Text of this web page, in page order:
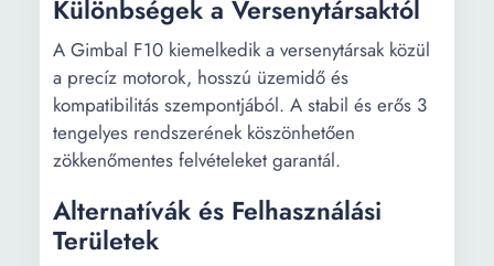
Különbségek a Versenytársaktól
A Gimbal F10 kiemelkedik a versenytársak közül
a precíz motorok, hosszú üzemidő és
kompatibilitás szempontjából. A stabil és erős 3
tengelyes rendszerének köszönhetően
zökkenőmentes felvételeket garantál.
Alternatívák és Felhasználási
Területek